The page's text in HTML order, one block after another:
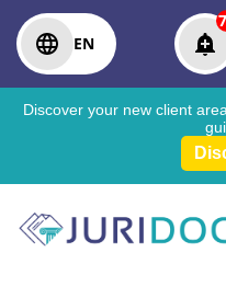
EN
Discover your new client